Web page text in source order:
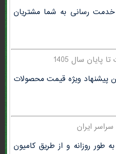
خدمت رسانی به شما مشتریان
سال 1405
پیشنهاد ویژه قیمت محصولات
ایران
طور روزانه و از طریق کامیون